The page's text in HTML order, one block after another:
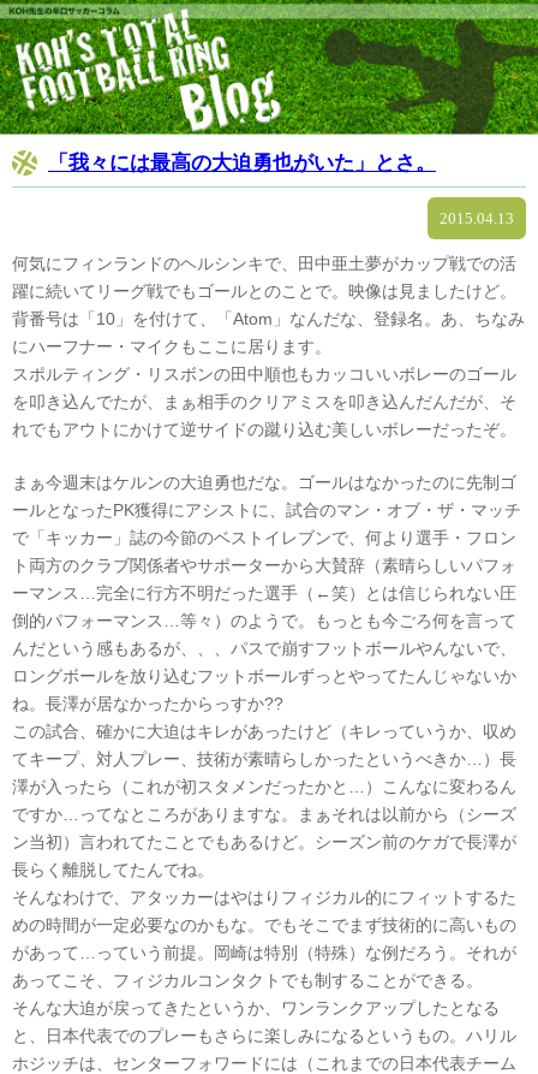
「我々には最高の大迫勇也がいた」とさ。
2015.04.13
何気にフィンランドのヘルシンキで、田中亜土夢がカップ戦での活
躍に続いてリーグ戦でもゴールとのことで。映像は見ましたけど。
背番号は「10」を付けて、「Atom」なんだな、登録名。あ、ちなみ
にハーフナー・マイクもここに居ります。
スポルティング・リスボンの田中順也もカッコいいボレーのゴール
を叩き込んでたが、まぁ相手のクリアミスを叩き込んだんだが、そ
れでもアウトにかけて逆サイドの蹴り込む美しいボレーだったぞ。
まぁ今週末はケルンの大迫勇也だな。ゴールはなかったのに先制ゴ
ールとなったPK獲得にアシストに、試合のマン・オブ・ザ・マッチ
で「キッカー」誌の今節のベストイレブンで、何より選手・フロン
ト両方のクラブ関係者やサポーターから大賛辞（素晴らしいパフォ
ーマンス…完全に行方不明だった選手（←笑）とは信じられない圧
倒的パフォーマンス…等々）のようで。もっとも今ごろ何を言って
んだという感もあるが、、、パスで崩すフットボールやんないで、
ロングボールを放り込むフットボールずっとやってたんじゃないか
ね。長澤が居なかったからっすか??
この試合、確かに大迫はキレがあったけど（キレっていうか、収め
てキープ、対人プレー、技術が素晴らしかったというべきか…）長
澤が入ったら（これが初スタメンだったかと…）こんなに変わるん
ですか…ってなところがありますな。まぁそれは以前から（シーズ
ン当初）言われてたことでもあるけど。シーズン前のケガで長澤が
長らく離脱してたんでね。
そんなわけで、アタッカーはやはりフィジカル的にフィットするた
めの時間が一定必要なのかもな。でもそこでまず技術的に高いもの
があって…っていう前提。岡崎は特別（特殊）な例だろう。それが
あってこそ、フィジカルコンタクトでも制することができる。
そんな大迫が戻ってきたというか、ワンランクアップしたとなる
と、日本代表でのプレーもさらに楽しみになるというもの。ハリル
ホジッチは、センターフォワードには（これまでの日本代表チーム